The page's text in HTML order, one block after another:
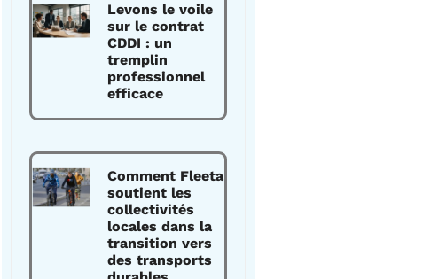
Levons le voile
sur le contrat
CDDI : un
tremplin
professionnel
efficace
Comment Fleeta
soutient les
collectivités
locales dans la
transition vers
des transports